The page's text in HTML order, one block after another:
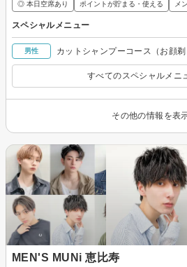
◎ 本日空席あり ポイントが貯まる・使える メ
スペシャルメニュー
男性 カットシャンプーコース（お顔剃
すべてのスペシャルメニ
その他の情報を表
MEN'S MUNi 恵比寿